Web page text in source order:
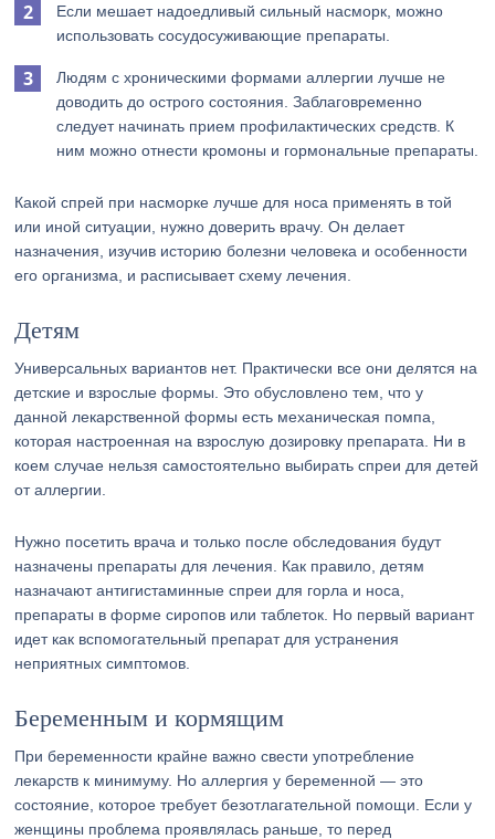
Если мешает надоедливый сильный насморк, можно
использовать сосудосуживающие препараты.
Людям с хроническими формами аллергии лучше не
доводить до острого состояния. Заблаговременно
следует начинать прием профилактических средств. К
ним можно отнести кромоны и гормональные препараты.
Какой спрей при насморке лучше для носа применять в той
или иной ситуации, нужно доверить врачу. Он делает
назначения, изучив историю болезни человека и особенности
его организма, и расписывает схему лечения.
Детям
Универсальных вариантов нет. Практически все они делятся на
детские и взрослые формы. Это обусловлено тем, что у
данной лекарственной формы есть механическая помпа,
которая настроенная на взрослую дозировку препарата. Ни в
коем случае нельзя самостоятельно выбирать спреи для детей
от аллергии.
Нужно посетить врача и только после обследования будут
назначены препараты для лечения. Как правило, детям
назначают антигистаминные спреи для горла и носа,
препараты в форме сиропов или таблеток. Но первый вариант
идет как вспомогательный препарат для устранения
неприятных симптомов.
Беременным и кормящим
При беременности крайне важно свести употребление
лекарств к минимуму. Но аллергия у беременной — это
состояние, которое требует безотлагательной помощи. Если у
женщины проблема проявлялась раньше, то перед